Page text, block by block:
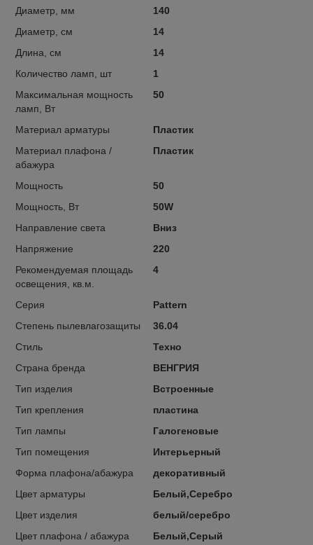
Диаметр, мм
140
Диаметр, см
14
Длина, см
14
Количество ламп, шт
1
Максимальная мощность
ламп, Вт
50
Материал арматуры
Пластик
Материал плафона /
абажура
Пластик
Мощность
50
Мощность, Вт
50W
Направление света
Вниз
Напряжение
220
Рекомендуемая площадь
освещения, кв.м.
4
Серия
Pattern
Степень пылевлагозащиты
36.04
Стиль
Техно
Страна бренда
ВЕНГРИЯ
Тип изделия
Встроенные
Тип крепления
пластина
Тип лампы
Галогеновые
Тип помещения
Интерьерный
Форма плафона/абажура
декоративный
Цвет арматуры
Белый,Серебро
Цвет изделия
белый/серебро
Цвет плафона / абажура
Белый,Серый